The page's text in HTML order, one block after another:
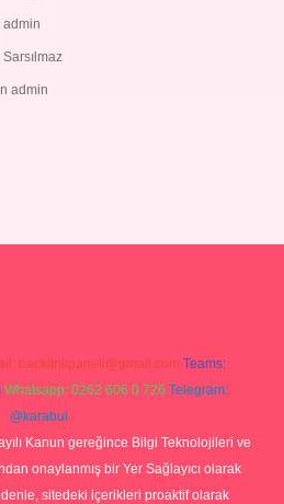
admin
Sarsılmaz
admin
backlinkpaneli@gmail.com Teams:
Whatsapp: 0262 606 0 726 Telegram:
@karabul
Kanun gereğince Bilgi Teknolojileri ve
onaylanmış bir Yer Sağlayıcı olarak
sitedeki içerikleri proaktif olarak